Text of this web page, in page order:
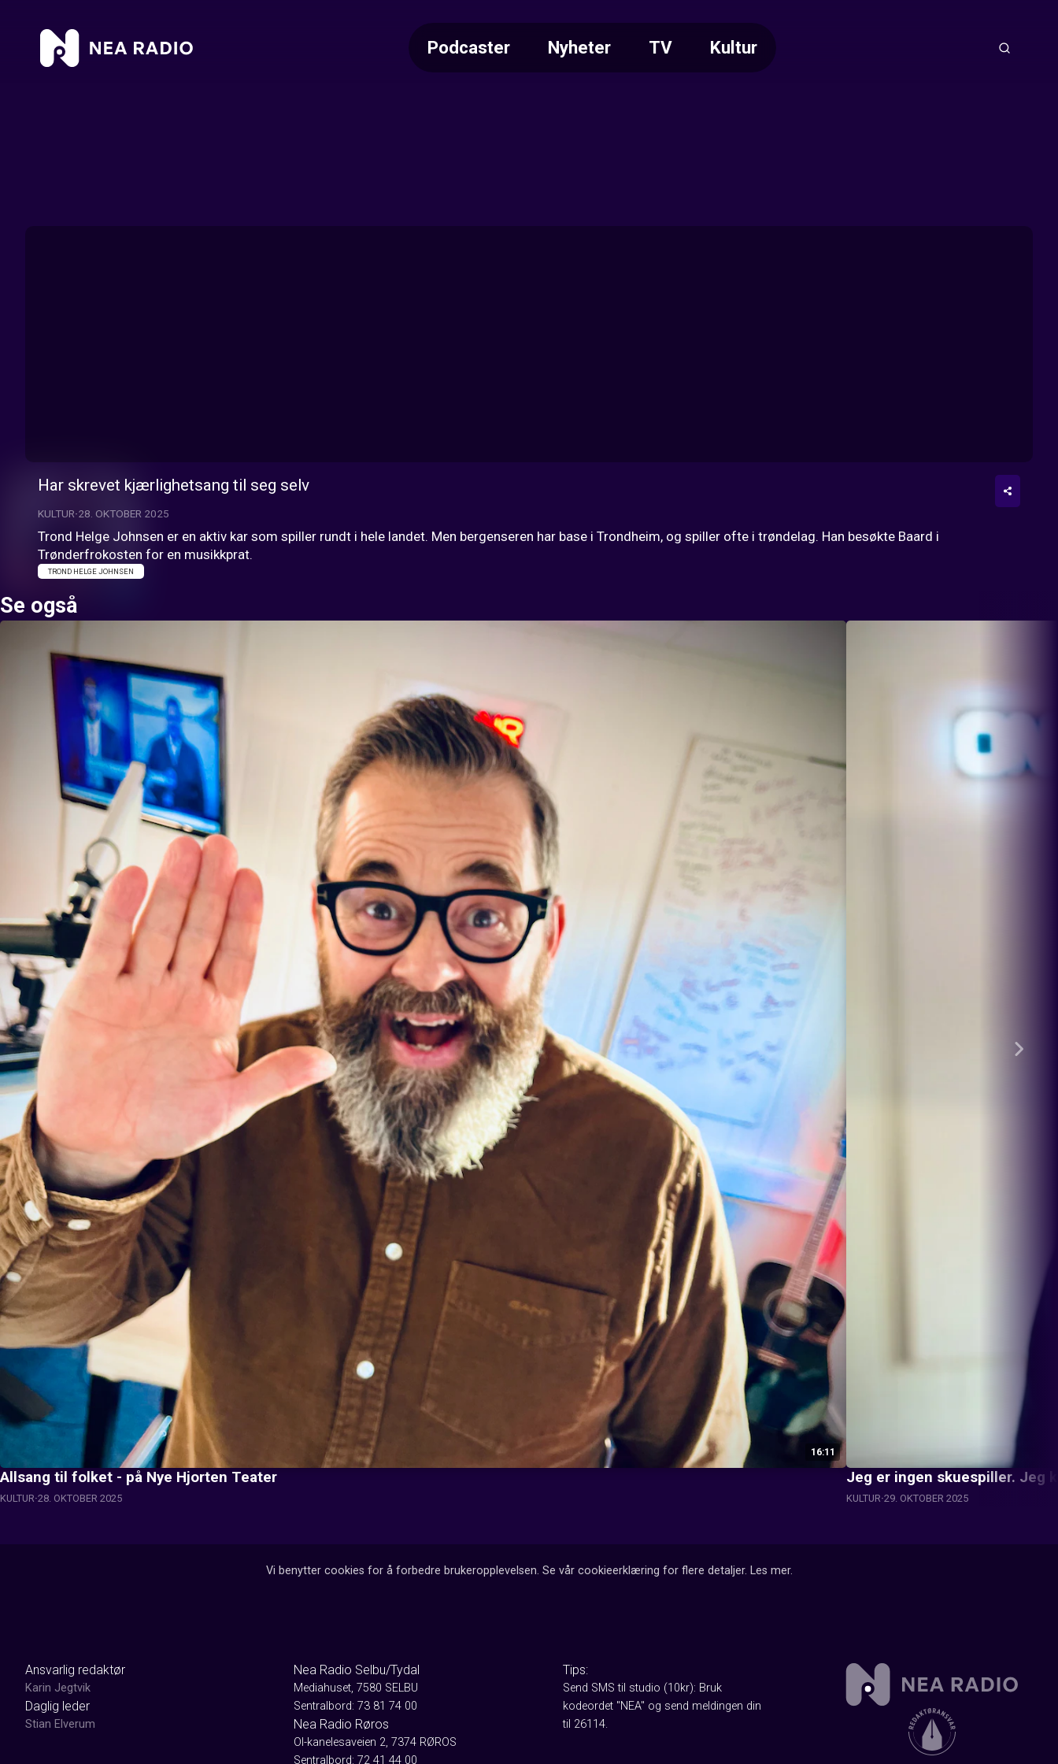
Podcaster Nyheter TV Kultur
Har skrevet kjærlighetsang til seg selv
KULTUR 28. OKTOBER 2025
Trond Helge Johnsen er en aktiv kar som spiller rundt i hele landet. Men bergenseren har base i Trondheim, og spiller ofte i trøndelag. Han besøkte Baard i
Trønderfrokosten for en musikkprat.
TROND HELGE JOHNSEN
Se også
16:11
Allsang til folket - på Nye Hjorten Teater
KULTUR 28. OKTOBER 2025
Jeg er ingen skuespiller. Jeg
KULTUR 29. OKTOBER 2025
Vi benytter cookies for å forbedre brukeropplevelsen. Se vår cookieerklæring for flere detaljer. Les mer.
Ansvarlig redaktør
Karin Jegtvik
Daglig leder
Stian Elverum
Nea Radio Selbu/Tydal
Mediahuset, 7580 SELBU
Sentralbord: 73 81 74 00
Nea Radio Røros
Ol-kanelesaveien 2, 7374 RØROS
Sentralbord: 72 41 44 00
Tips:
Send SMS til studio (10kr): Bruk
kodeordet "NEA" og send meldingen din
til 26114.